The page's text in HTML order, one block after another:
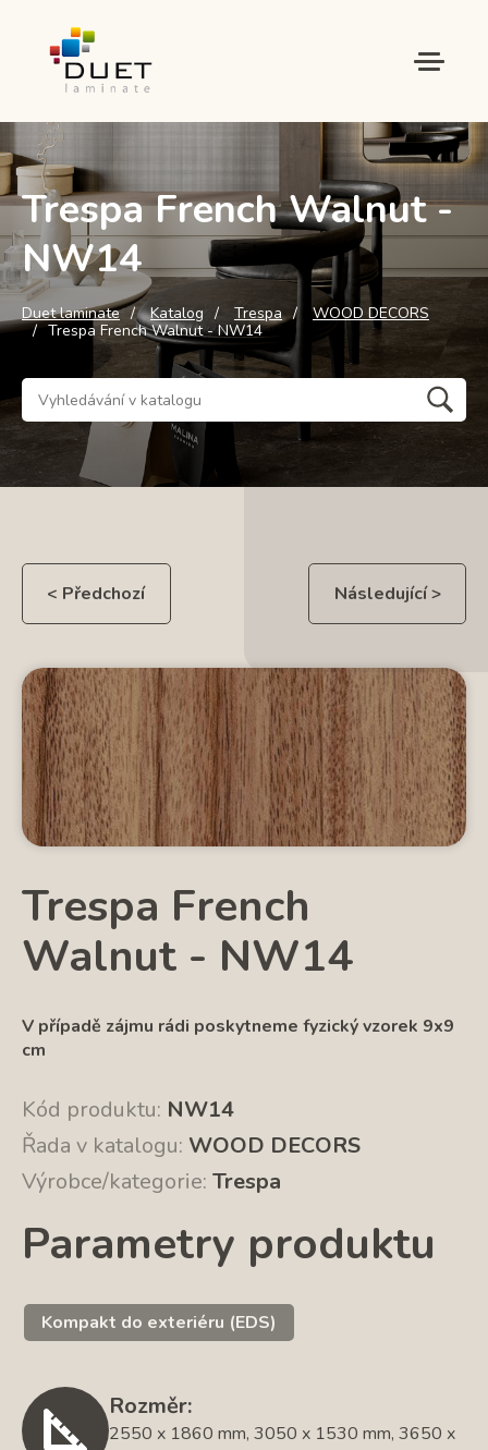
Trespa French Walnut -
NW14
Duet laminate Katalog Trespa
WOOD DECORS
Trespa French Walnut - NW14
< Předchozí Následující >
Trespa French
Walnut - NW14
V případě zájmu rádi poskytneme fyzický vzorek 9x9
cm
Kód produktu: NW14
Řada v katalogu: WOOD DECORS
Výrobce/kategorie: Trespa
Parametry produktu
Kompakt do exteriéru (EDS)
Rozměr:
2550 x 1860 mm, 3050 x 1530 mm, 3650 x